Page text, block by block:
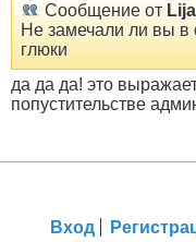
Сообщение от Lija
Не замечали ли вы
глюки
да да да! это
попустительстве
Вход